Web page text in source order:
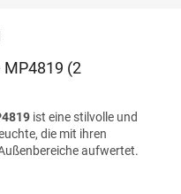
(2
ist eine stilvolle und
die mit ihren
aufwertet.